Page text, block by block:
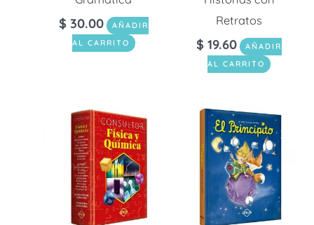
$ 30.00
AÑADIR
AL CARRITO
Retratos
$ 19.60
AÑADIR
AL CARRITO